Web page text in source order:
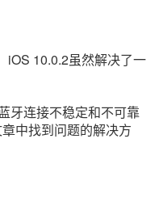
10.0.2虽然解决了一
连接不稳定和不可靠
中找到问题的解决方